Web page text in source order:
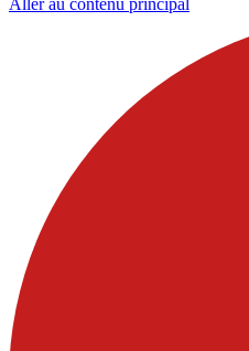
Aller au contenu principal